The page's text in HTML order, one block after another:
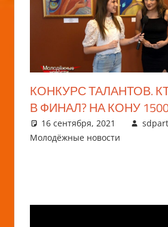
КОНКУРС ТАЛАНТОВ.
В ФИНАЛ? НА КОНУ
16 сентября, 2021
Молодёжные новости